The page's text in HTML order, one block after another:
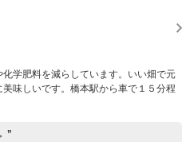
学肥料を減らしています。いい畑で元
味しいです。橋本駅から車で１５分程
”